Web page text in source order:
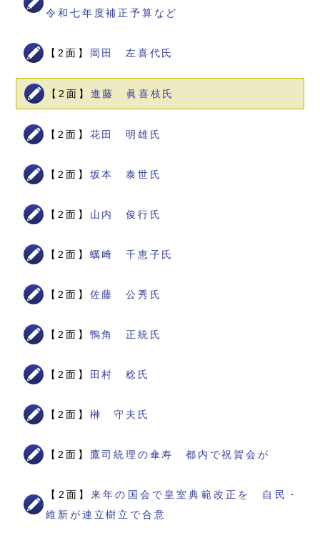
令和七年度補正予算など
【2面】 岡田 左喜代氏
【2面】 進藤 眞喜枝氏
【2面】 花田 明雄氏
【2面】 坂本 泰世氏
【2面】 山内 俊行氏
【2面】 蠣﨑 千恵子氏
【2面】 佐藤 公秀氏
【2面】 鴨角 正統氏
【2面】 田村 稔氏
【2面】 榊 守夫氏
【2面】 鷹司統理の傘寿 都内で祝賀会が
【2面】来年の国会で皇室典範改正を 自民・
維新が連立樹立で合意